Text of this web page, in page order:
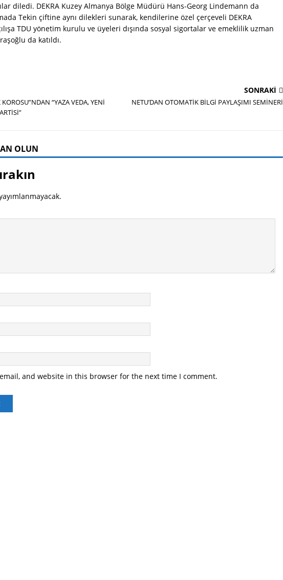
diledi. DEKRA Kuzey Almanya Bölge Müdürü Hans-Georg Lindemann da
Tekin çiftine aynı dilekleri sunarak, kendilerine özel çerçeveli DEKRA
TDU yönetim kurulu ve üyeleri dışında sosyal sigortalar ve emeklilik uzman
da katıldı.
“YAZA VEDA, YENİ
SONRAKI
NETU’DAN OTOMATİK BİLGİ PAYLAŞIMI SEMİNERİ
OLUN
and website in this browser for the next time I comment.